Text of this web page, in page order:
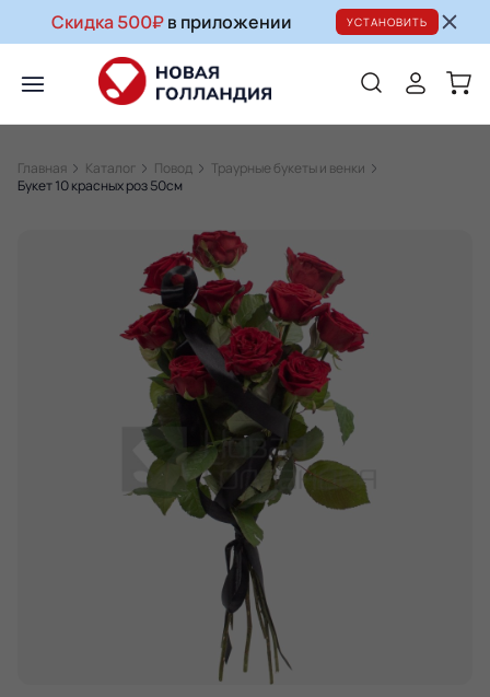
Скидка 500₽в приложении УСТАНОВИТЬ
Главная Каталог Повод
Траурные букеты и венки
Букет 10 красных роз 50см